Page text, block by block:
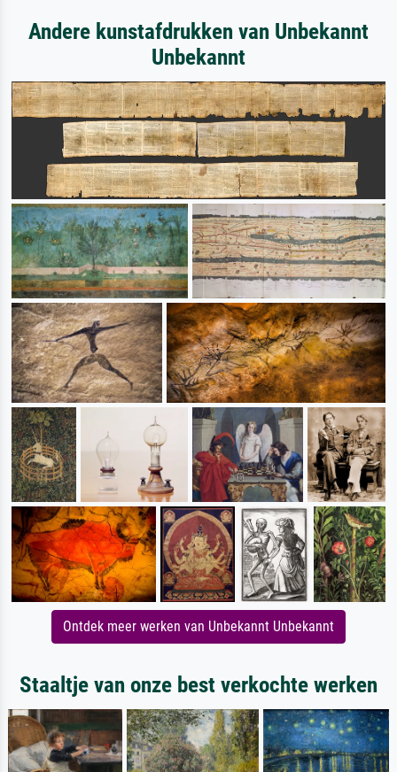
Andere kunstafdrukken van Unbekannt
Unbekannt
Ontdek meer werken van Unbekannt Unbekannt
Staaltje van onze best verkochte werken